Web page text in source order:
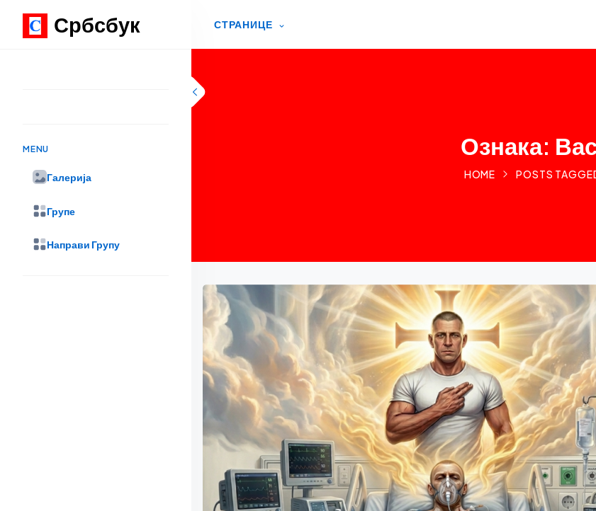
Србсбук
MENU
Галерија
Групе
Направи Групу
СТРАНИЦЕ
Ознака:
HOME POSTS